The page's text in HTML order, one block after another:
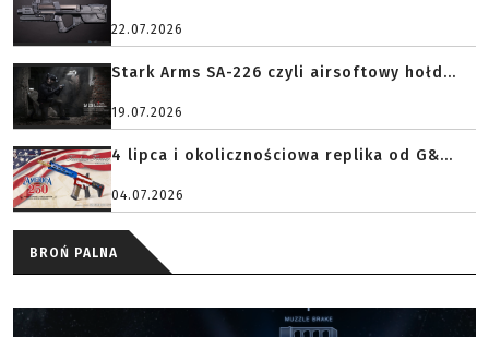
22.07.2026
Stark Arms SA-226 czyli airsoftowy hołd...
19.07.2026
4 lipca i okolicznościowa replika od G&...
04.07.2026
BROŃ PALNA